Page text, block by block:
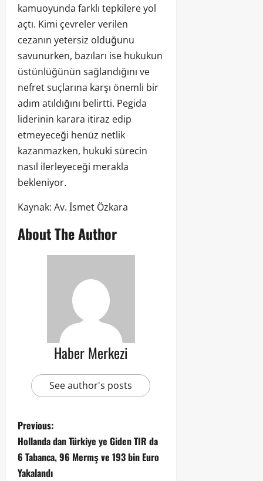
kamuoyunda farklı tepkilere yol
açtı. Kimi çevreler verilen
cezanın yetersiz olduğunu
savunurken, bazıları ise hukukun
üstünlüğünün sağlandığını ve
nefret suçlarına karşı önemli bir
adım atıldığını belirtti. Pegida
liderinin karara itiraz edip
etmeyeceği henüz netlik
kazanmazken, hukuki sürecin
nasıl ilerleyeceği merakla
bekleniyor.
Kaynak: Av. İsmet Özkara
About The Author
Haber Merkezi
See author's posts
Previous:
Hollanda dan Türkiye ye Giden TIR da
6 Tabanca, 96 Mermş ve 193 bin Euro
Yakalandı